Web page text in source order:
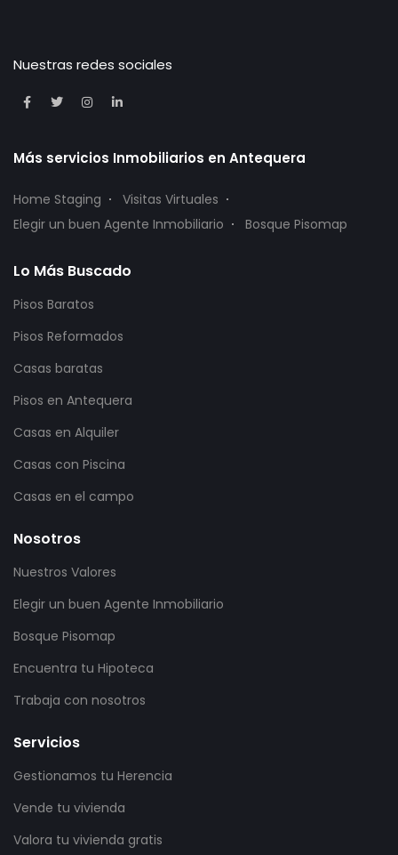
Nuestras redes sociales
Más servicios Inmobiliarios en Antequera
Home Staging
Visitas Virtuales
Elegir un buen Agente Inmobiliario
Bosque Pisomap
Lo Más Buscado
Pisos Baratos
Pisos Reformados
Casas baratas
Pisos en Antequera
Casas en Alquiler
Casas con Piscina
Casas en el campo
Nosotros
Nuestros Valores
Elegir un buen Agente Inmobiliario
Bosque Pisomap
Encuentra tu Hipoteca
Trabaja con nosotros
Servicios
Gestionamos tu Herencia
Vende tu vivienda
Valora tu vivienda gratis